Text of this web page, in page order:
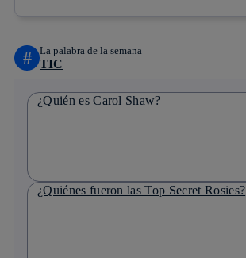
# La palabra de la semana
TIC
¿Quién es Carol Shaw?
¿Quiénes fueron las Top Secret Rosies?